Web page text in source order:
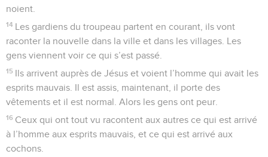
noient.
14 Les gardiens du troupeau partent en courant, ils vont
raconter la nouvelle dans la ville et dans les villages. Les
gens viennent voir ce qui s’est passé.
15 Ils arrivent auprès de Jésus et voient l’homme qui avait les
esprits mauvais. Il est assis, maintenant, il porte des
vêtements et il est normal. Alors les gens ont peur.
16 Ceux qui ont tout vu racontent aux autres ce qui est arrivé
à l’homme aux esprits mauvais, et ce qui est arrivé aux
cochons.